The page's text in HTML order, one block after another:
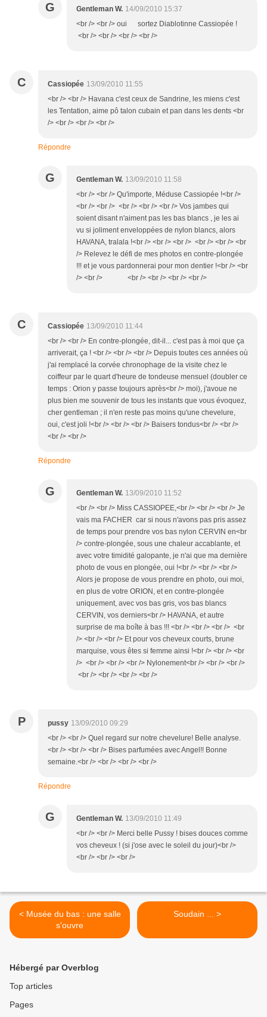
G Gentleman W. 14/09/2010 15:37
<br /> <br /> oui sortez Diablotinne Cassiopée !
<br /> <br /> <br /> <br />
C Cassiopée 13/09/2010 11:55
<br /> <br /> Havana c'est ceux de Sandrine, les miens c'est
les Tentation, aime pô talon cubain et pan dans les dents <br
/> <br /> <br /> <br />
Répondre
G Gentleman W. 13/09/2010 11:58
<br /> <br /> Qu'importe, Méduse Cassiopée !<br />
<br /> <br /> <br /> <br /> <br /> Vos jambes qui
soient disant n'aiment pas les bas blancs , je les ai
vu si joliment enveloppées de nylon blancs, alors
HAVANA, tralala !<br /> <br /> <br /> <br /> <br /> <br
/> Relevez le défi de mes photos en contre-plongée
!!! et je vous pardonnerai pour mon dentier !<br /> <br
/> <br /> <br /> <br /> <br /> <br />
C Cassiopée 13/09/2010 11:44
<br /> <br /> En contre-plongée, dit-il... c'est pas à moi que ça
arriverait, ça ! <br /> <br /> <br /> Depuis toutes ces années où
j'ai remplacé la corvée chronophage de la visite chez le
coiffeur par le quart d'heure de tondeuse mensuel (doubler ce
temps : Orion y passe toujours après<br /> moi), j'avoue ne
plus bien me souvenir de tous les instants que vous évoquez,
cher gentleman ; il n'en reste pas moins qu'une chevelure,
oui, c'est joli !<br /> <br /> <br /> Baisers tondus<br /> <br />
<br /> <br />
Répondre
G Gentleman W. 13/09/2010 11:52
<br /> <br /> Miss CASSIOPEE,<br /> <br /> <br /> Je
vais ma FACHER car si nous n'avons pas pris assez
de temps pour prendre vos bas nylon CERVIN en<br
/> contre-plongée, sous une chaleur accablante, et
avec votre timidité galopante, je n'ai que ma dernière
photo de vous en plongée, oui !<br /> <br /> <br />
Alors je propose de vous prendre en photo, oui moi,
en plus de votre ORION, et en contre-plongée
uniquement, avec vos bas gris, vos bas blancs
CERVIN, vos derniers<br /> HAVANA, et autre
surprise de ma boîte à bas !!! <br /> <br /> <br /> <br
/> <br /> <br /> Et pour vos cheveux courts, brune
marquise, vous êtes si femme ainsi !<br /> <br /> <br
/> <br /> <br /> <br /> Nylonement<br /> <br /> <br />
<br /> <br /> <br /> <br />
P pussy 13/09/2010 09:29
<br /> <br /> Quel regard sur notre chevelure! Belle analyse.
<br /> <br /> <br /> Bises parfumées avec Angel!! Bonne
semaine.<br /> <br /> <br /> <br />
Répondre
G Gentleman W. 13/09/2010 11:49
<br /> <br /> Merci belle Pussy ! bises douces comme
vos cheveux ! (si j'ose avec le soleil du jour)<br />
<br /> <br /> <br />
< Musée du bas : une salle
s'ouvre
Soudain ... >
Hébergé par Overblog
Top articles
Pages